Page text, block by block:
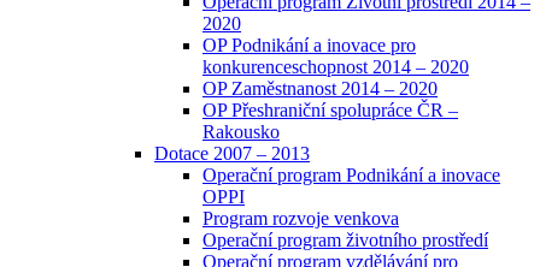
2020
OP Podnikání a inovace pro
konkurenceschopnost 2014 – 2020
OP Zaměstnanost 2014 – 2020
OP Přeshraniční spolupráce ČR –
Rakousko
Dotace 2007 – 2013
Operační program Podnikání a inovace
OPPI
Program rozvoje venkova
Operační program životního prostředí
Operační program vzdělávání pro